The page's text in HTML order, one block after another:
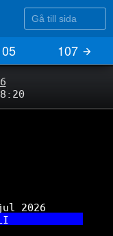
jul 2026
8 JULI
Gå till sida
107